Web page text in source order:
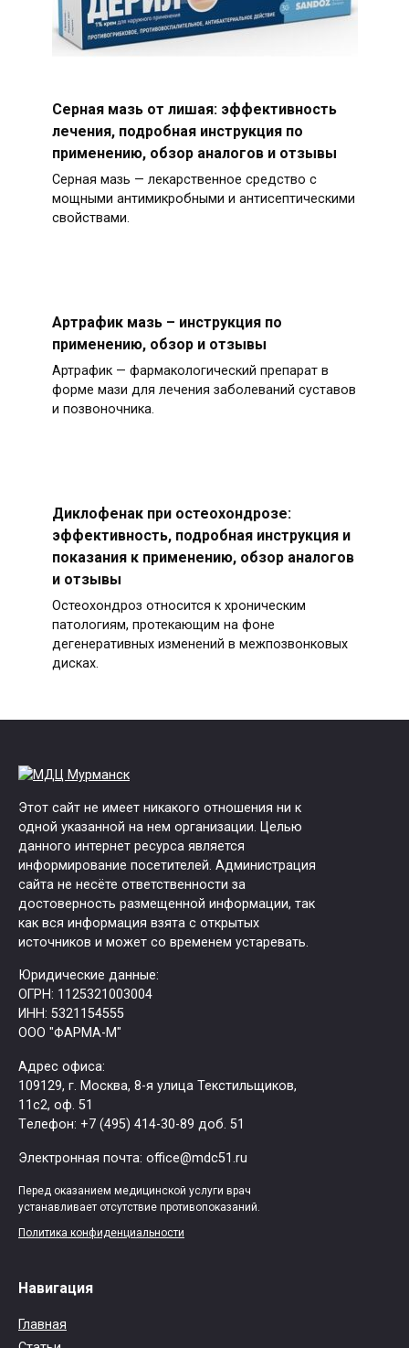
Серная мазь от лишая: эффективность
лечения, подробная инструкция по
применению, обзор аналогов и отзывы
Серная мазь — лекарственное средство с
мощными антимикробными и антисептическими
свойствами.
Артрафик мазь – инструкция по
применению, обзор и отзывы
Артрафик — фармакологический препарат в
форме мази для лечения заболеваний суставов
и позвоночника.
Диклофенак при остеохондрозе:
эффективность, подробная инструкция и
показания к применению, обзор аналогов
и отзывы
Остеохондроз относится к хроническим
патологиям, протекающим на фоне
дегенеративных изменений в межпозвонковых
дисках.
Этот сайт не имеет никакого отношения ни к
одной указанной на нем организации. Целью
данного интернет ресурса является
информирование посетителей. Администрация
сайта не несёте ответственности за
достоверность размещенной информации, так
как вся информация взята с открытых
источников и может со временем устаревать.
Юридические данные:
ОГРН: 1125321003004
ИНН: 5321154555
ООО "ФАРМА-М"
Адрес офиса:
109129, г. Москва, ​8-я улица Текстильщиков,
11с2, оф. 51
Tелефон: +7 (495) 414-30-89 доб. 51
Электронная почта: office@mdc51.ru
Перед оказанием медицинской услуги врач
устанавливает отсутствие противопоказаний.
Политика конфиденциальности
Навигация
Главная